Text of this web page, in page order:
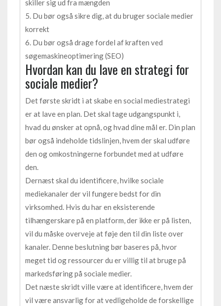
skiller sig ud fra mængden
5. Du bør også sikre dig, at du bruger sociale medier
korrekt
6. Du bør også drage fordel af kraften ved
søgemaskineoptimering (SEO)
Hvordan kan du lave en strategi for
sociale medier?
Det første skridt i at skabe en social mediestrategi
er at lave en plan. Det skal tage udgangspunkt i,
hvad du ønsker at opnå, og hvad dine mål er. Din plan
bør også indeholde tidslinjen, hvem der skal udføre
den og omkostningerne forbundet med at udføre
den.
Dernæst skal du identificere, hvilke sociale
mediekanaler der vil fungere bedst for din
virksomhed. Hvis du har en eksisterende
tilhængerskare på en platform, der ikke er på listen,
vil du måske overveje at føje den til din liste over
kanaler. Denne beslutning bør baseres på, hvor
meget tid og ressourcer du er villig til at bruge på
markedsføring på sociale medier.
Det næste skridt ville være at identificere, hvem der
vil være ansvarlig for at vedligeholde de forskellige